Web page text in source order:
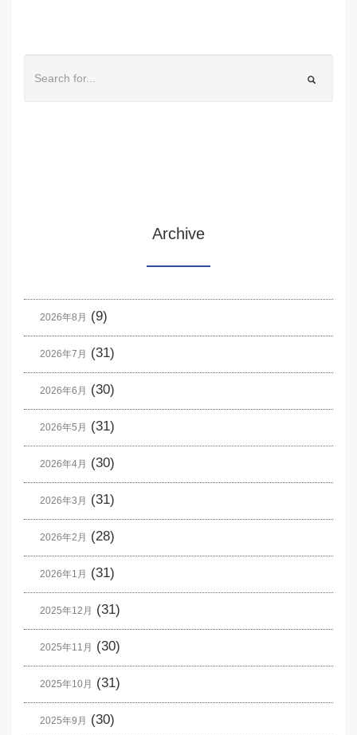
Archive
2026年8月 (9)
2026年7月 (31)
2026年6月 (30)
2026年5月 (31)
2026年4月 (30)
2026年3月 (31)
2026年2月 (28)
2026年1月 (31)
2025年12月 (31)
2025年11月 (30)
2025年10月 (31)
2025年9月 (30)